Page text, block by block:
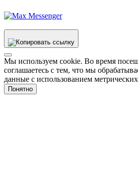
Мы используем cookie. Во время
соглашаетесь с тем, что мы
данные с использованием
Понятно